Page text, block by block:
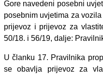
Gore navedeni posebni
posebnim uvjetima za
prijevoz i prijevoz za
50/18. i 56/19, dalje:
U članku 17. Pravilnika
se obavlja prijevoz za